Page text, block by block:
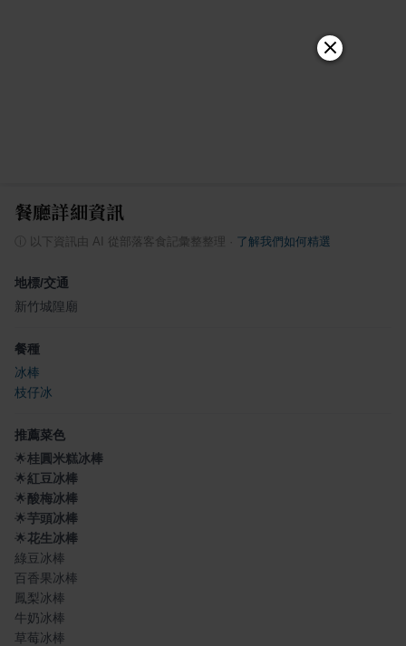
餐廳詳細資訊
ⓘ 以下資訊由 AI 從部落客食記彙整整理 了解我們如何精選
地標/交通
新竹城隍廟
餐種
冰棒
枝仔冰
推薦菜色
🌟桂圓米糕冰棒
🌟紅豆冰棒
🌟酸梅冰棒
🌟芋頭冰棒
🌟花生冰棒
綠豆冰棒
百香果冰棒
鳳梨冰棒
牛奶冰棒
草莓冰棒